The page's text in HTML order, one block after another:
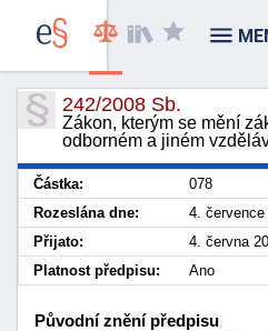
242/2008 Sb.
Zákon, kterým se mění
odborném a jiném
Částka: 078
Rozeslána dne:
4. července
Přijato:
4. června
Platnost předpisu:
Ano
Původní znění předpisu